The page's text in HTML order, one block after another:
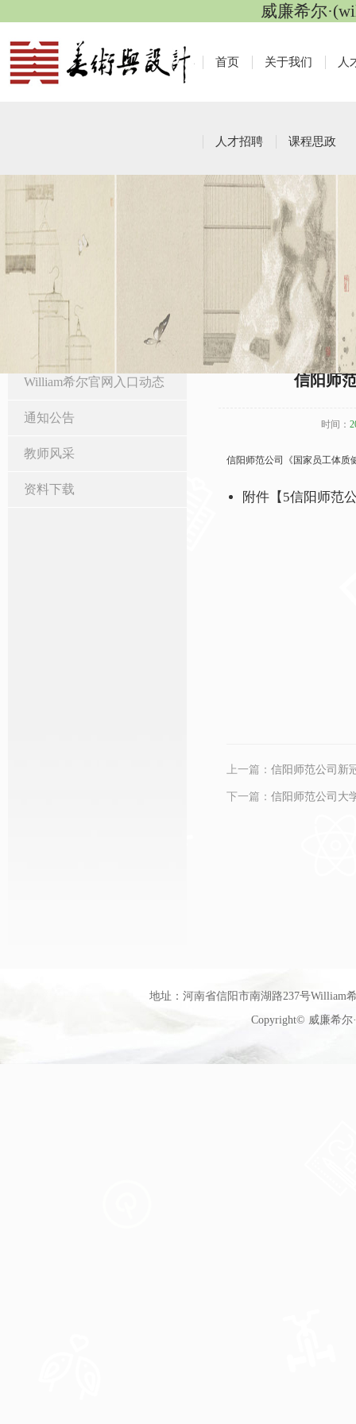
威廉希尔
首页 关于我们 人
人才招聘 课程思政
栏目导航
William希尔官网入口动态
通知公告
教师风采
资料下载
资料下载
信阳师
时间：
信阳师范公司《国家员工体质
附件【 5信阳师范
上一篇： 信阳师范公司新
下一篇： 信阳师范公司大
地址：河南省信阳市南湖路237号William
Copyright© 威廉希